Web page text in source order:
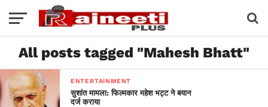
All posts tagged "Mahesh Bhatt"
ENTERTAINMENT
सुशांत मामला: फिल्मकार महेश भट्ट ने बयान
दर्ज कराया